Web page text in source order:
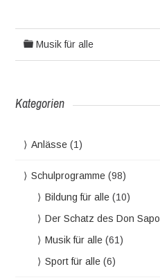
Musik für alle
Kategorien
Anlässe (1)
Schulprogramme (98)
Bildung für alle (10)
Der Schatz des Don Sapo
Musik für alle (61)
Sport für alle (6)